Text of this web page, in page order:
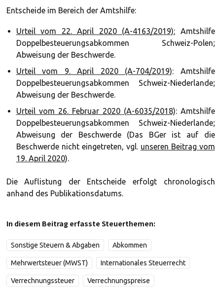
Entscheide im Bereich der Amtshilfe:
Urteil vom 22. April 2020 (A-4163/2019): Amtshilfe
Doppelbesteuerungsabkommen Schweiz-Polen;
Abweisung der Beschwerde.
Urteil vom 9. April 2020 (A-704/2019): Amtshilfe
Doppelbesteuerungsabkommen Schweiz-Niederlande;
Abweisung der Beschwerde.
Urteil vom 26. Februar 2020 (A-6035/2018): Amtshilfe
Doppelbesteuerungsabkommen Schweiz-Niederlande;
Abweisung der Beschwerde (Das BGer ist auf die
Beschwerde nicht eingetreten, vgl. unseren Beitrag vom
19. April 2020).
Die Auflistung der Entscheide erfolgt chronologisch
anhand des Publikationsdatums.
In diesem Beitrag erfasste Steuerthemen:
Sonstige Steuern & Abgaben Abkommen
Mehrwertsteuer (MWST) Internationales Steuerrecht
Verrechnungssteuer Verrechnungspreise